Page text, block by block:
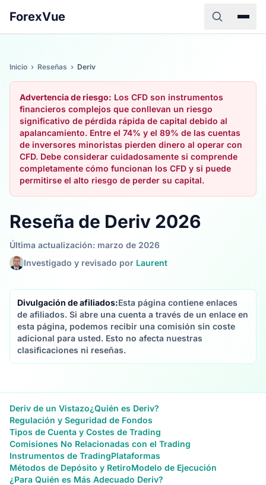
ForexVue
Inicio › Reseñas › Deriv
Advertencia de riesgo: Los CFD son instrumentos
financieros complejos que conllevan un riesgo
significativo de pérdida rápida de capital debido al
apalancamiento. Entre el 74% y el 89% de las cuentas
de inversores minoristas pierden dinero al operar con
CFD. Debe considerar cuidadosamente si comprende
completamente cómo funcionan los CFD y si puede
permitirse el alto riesgo de perder su capital.
Reseña de Deriv 2026
Última actualización: marzo de 2026
Investigado y revisado por Laurent
Divulgación de afiliados:Esta página contiene enlaces
de afiliados. Si abre una cuenta a través de un enlace en
esta página, podemos recibir una comisión sin coste
adicional para usted. Esto no afecta nuestras
clasificaciones ni reseñas.
Deriv de un Vistazo¿Quién es Deriv?
Regulación y Seguridad de Fondos
Tipos de Cuenta y Costes de Trading
Comisiones No Relacionadas con el Trading
Instrumentos de TradingPlataformas
Métodos de Depósito y RetiroModelo de Ejecución
¿Para Quién es Más Adecuado Deriv?